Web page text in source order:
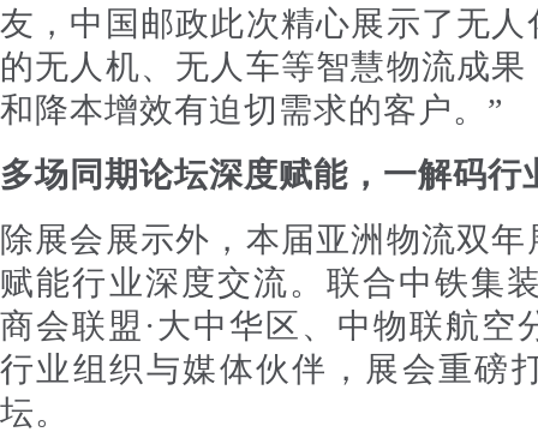
友，中国邮政此次精心展示了无
的无人机、无人车等智慧物流成
和降本增效有迫切需求的客户。”
多场同期论坛深度赋能，一解码行
除展会展示外，本届亚洲物流双
赋能行业深度交流。联合中铁集
商会联盟·大中华区、中物联航空
行业组织与媒体伙伴，展会重磅
坛。